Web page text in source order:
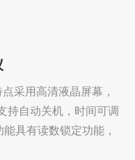
采用高清液晶屏幕，
自动关机，时间可调
具有读数锁定功能，